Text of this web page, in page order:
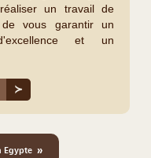
un travail de
de vous garantir un
et un
≻
Egypte »